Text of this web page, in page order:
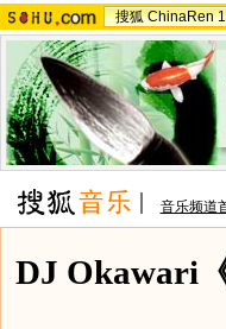
搜狐 ChinaRen
音乐频道
DJ Okawari